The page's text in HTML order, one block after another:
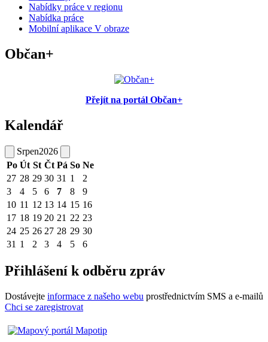
Nabídky práce v regionu
Nabídka práce
Mobilní aplikace V obraze
Občan+
Přejít na portál Občan+
Kalendář
Srpen2026
Po Út St Čt Pá So Ne
27 28 29 30 31 1
2
3
4 5 6 7 8
9
10 11 12 13 14 15 16
17 18 19 20 21 22 23
24 25 26 27 28 29 30
31 1 2 3 4 5 6
Přihlášení k odběru zpráv
Dostávejte informace z našeho webu prostřednictvím SMS a e-mailů
Chci se zaregistrovat